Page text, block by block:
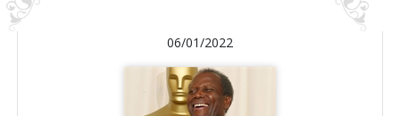
06/01/2022